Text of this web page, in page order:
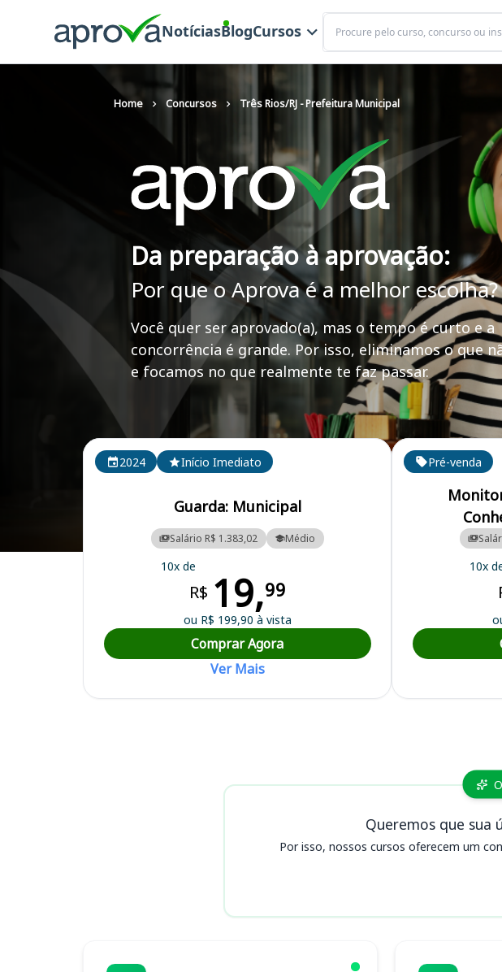
NotíciasBlogCursos
Buscar
Home Concursos Três Rios/RJ - Prefeitura Municipal
Da preparação à aprovação:
Por que o Aprova é a melhor escolha?
Você quer ser aprovado(a), mas o tempo é curto e a
concorrência é grande. Por isso, eliminamos o que
e focamos no que realmente te faz passar.
Curso Preparatório para o Concurso Três Rios/RJ - Prefeitura Municipal
Cursos em destaque para passar no concurso
2024
Início Imediato
Guarda: Municipal
Salário R$ 1.383,02 Médio
10x de
R$ 19,99
ou R$ 199,90 à vista
Comprar Agora
Ver Mais
Pré-venda
10x
Queremos que sua
Por isso, nossos cursos oferecem um